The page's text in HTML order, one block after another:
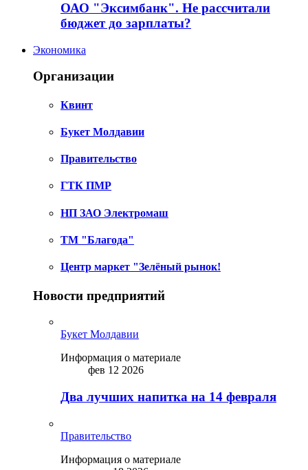
ОАО "Эксимбанк". Не рассчитали
бюджет до зарплаты?
Экономика
Организации
Квинт
Букет Молдавии
Правительство
ГТК ПМР
НП ЗАО Электромаш
ТМ "Благода"
Центр маркет "Зелёный рынок!
Новости предприятий
Букет Молдавии
Информация о материале
фев 12 2026
Два лучших напитка на 14 февраля
Правительство
Информация о материале